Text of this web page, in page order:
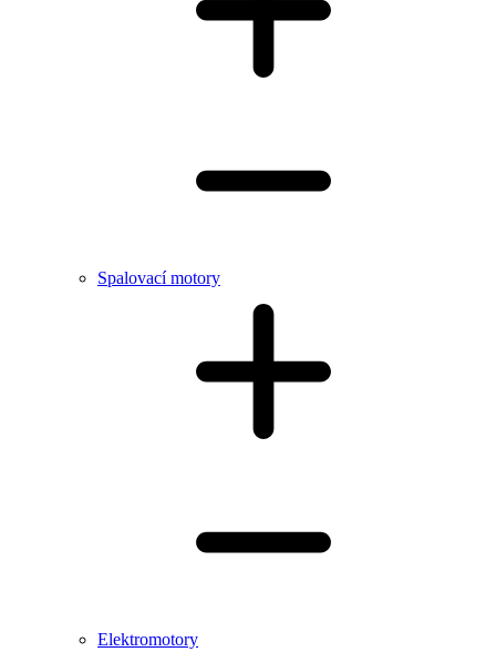
Spalovací motory
Elektromotory